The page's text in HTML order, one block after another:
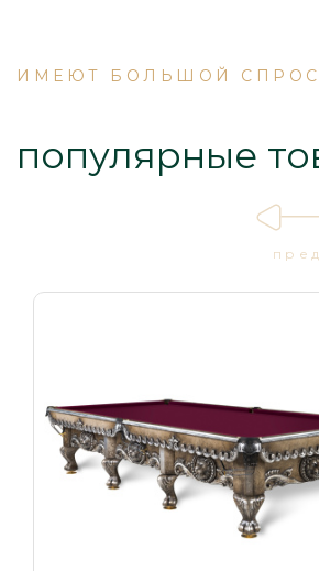
ИМЕЮТ БОЛЬШОЙ СПРОС
популярные
пред